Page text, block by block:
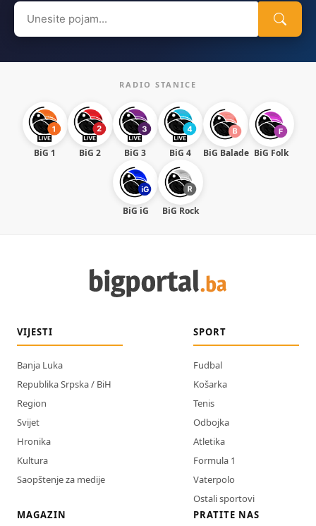
Search
for:
RADIO STANICE
BiG 1 BiG 2 BiG 3 BiG 4 BiG Balade BiG Folk
BiG iG BiG Rock
VIJESTI
Banja Luka
Republika Srpska / BiH
Region
Svijet
Hronika
Kultura
Saopštenje za medije
SPORT
Fudbal
Košarka
Tenis
Odbojka
Atletika
Formula 1
Vaterpolo
Ostali sportovi
MAGAZIN
PRATITE NAS